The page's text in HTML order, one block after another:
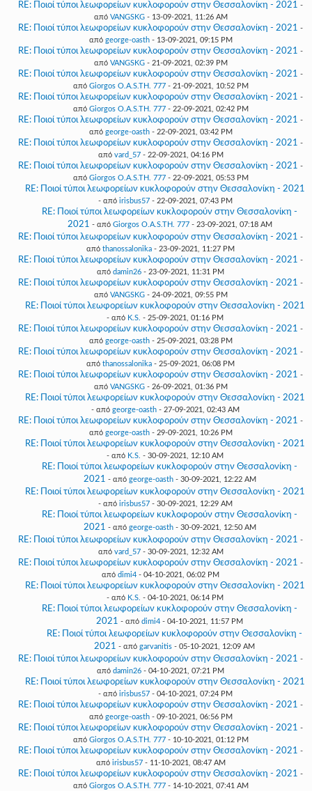
RE: Ποιοί τύποι λεωφορείων κυκλοφορούν στην Θεσσαλονίκη - 2021 -
από VANGSKG- 13-09-2021, 11:26 AM
RE: Ποιοί τύποι λεωφορείων κυκλοφορούν στην Θεσσαλονίκη - 2021 -
από george-oasth- 13-09-2021, 09:15 PM
RE: Ποιοί τύποι λεωφορείων κυκλοφορούν στην Θεσσαλονίκη - 2021 -
από VANGSKG- 21-09-2021, 02:39 PM
RE: Ποιοί τύποι λεωφορείων κυκλοφορούν στην Θεσσαλονίκη - 2021 -
από Giorgos O.A.S.TH. 777- 21-09-2021, 10:52 PM
RE: Ποιοί τύποι λεωφορείων κυκλοφορούν στην Θεσσαλονίκη - 2021 -
από Giorgos O.A.S.TH. 777- 22-09-2021, 02:42 PM
RE: Ποιοί τύποι λεωφορείων κυκλοφορούν στην Θεσσαλονίκη - 2021 -
από george-oasth- 22-09-2021, 03:42 PM
RE: Ποιοί τύποι λεωφορείων κυκλοφορούν στην Θεσσαλονίκη - 2021 -
από vard_57- 22-09-2021, 04:16 PM
RE: Ποιοί τύποι λεωφορείων κυκλοφορούν στην Θεσσαλονίκη - 2021 -
από Giorgos O.A.S.TH. 777- 22-09-2021, 05:53 PM
RE: Ποιοί τύποι λεωφορείων κυκλοφορούν στην Θεσσαλονίκη - 2021
- από irisbus57- 22-09-2021, 07:43 PM
RE: Ποιοί τύποι λεωφορείων κυκλοφορούν στην Θεσσαλονίκη -
2021 - από Giorgos O.A.S.TH. 777- 23-09-2021, 07:18 AM
RE: Ποιοί τύποι λεωφορείων κυκλοφορούν στην Θεσσαλονίκη - 2021 -
από thanossalonika - 23-09-2021, 11:27 PM
RE: Ποιοί τύποι λεωφορείων κυκλοφορούν στην Θεσσαλονίκη - 2021 -
από damin26 - 23-09-2021, 11:31 PM
RE: Ποιοί τύποι λεωφορείων κυκλοφορούν στην Θεσσαλονίκη - 2021 -
από VANGSKG- 24-09-2021, 09:55 PM
RE: Ποιοί τύποι λεωφορείων κυκλοφορούν στην Θεσσαλονίκη - 2021
- από K.S. - 25-09-2021, 01:16 PM
RE: Ποιοί τύποι λεωφορείων κυκλοφορούν στην Θεσσαλονίκη - 2021 -
από george-oasth- 25-09-2021, 03:28 PM
RE: Ποιοί τύποι λεωφορείων κυκλοφορούν στην Θεσσαλονίκη - 2021 -
από thanossalonika - 25-09-2021, 06:08 PM
RE: Ποιοί τύποι λεωφορείων κυκλοφορούν στην Θεσσαλονίκη - 2021 -
από VANGSKG- 26-09-2021, 01:36 PM
RE: Ποιοί τύποι λεωφορείων κυκλοφορούν στην Θεσσαλονίκη - 2021
- από george-oasth- 27-09-2021, 02:43 AM
RE: Ποιοί τύποι λεωφορείων κυκλοφορούν στην Θεσσαλονίκη - 2021 -
από george-oasth- 29-09-2021, 10:26 PM
RE: Ποιοί τύποι λεωφορείων κυκλοφορούν στην Θεσσαλονίκη - 2021
- από K.S. - 30-09-2021, 12:10 AM
RE: Ποιοί τύποι λεωφορείων κυκλοφορούν στην Θεσσαλονίκη -
2021 - από george-oasth- 30-09-2021, 12:22 AM
RE: Ποιοί τύποι λεωφορείων κυκλοφορούν στην Θεσσαλονίκη - 2021
- από irisbus57- 30-09-2021, 12:29 AM
RE: Ποιοί τύποι λεωφορείων κυκλοφορούν στην Θεσσαλονίκη -
2021 - από george-oasth- 30-09-2021, 12:50 AM
RE: Ποιοί τύποι λεωφορείων κυκλοφορούν στην Θεσσαλονίκη - 2021 -
από vard_57- 30-09-2021, 12:32 AM
RE: Ποιοί τύποι λεωφορείων κυκλοφορούν στην Θεσσαλονίκη - 2021 -
από dimi4 - 04-10-2021, 06:02 PM
RE: Ποιοί τύποι λεωφορείων κυκλοφορούν στην Θεσσαλονίκη - 2021
- από K.S. - 04-10-2021, 06:14 PM
RE: Ποιοί τύποι λεωφορείων κυκλοφορούν στην Θεσσαλονίκη -
2021 - από dimi4 - 04-10-2021, 11:57 PM
RE: Ποιοί τύποι λεωφορείων κυκλοφορούν στην Θεσσαλονίκη -
2021 - από garvanitis- 05-10-2021, 12:09 AM
RE: Ποιοί τύποι λεωφορείων κυκλοφορούν στην Θεσσαλονίκη - 2021 -
από damin26 - 04-10-2021, 07:21 PM
RE: Ποιοί τύποι λεωφορείων κυκλοφορούν στην Θεσσαλονίκη - 2021
- από irisbus57- 04-10-2021, 07:24 PM
RE: Ποιοί τύποι λεωφορείων κυκλοφορούν στην Θεσσαλονίκη - 2021 -
από george-oasth- 09-10-2021, 06:56 PM
RE: Ποιοί τύποι λεωφορείων κυκλοφορούν στην Θεσσαλονίκη - 2021 -
από Giorgos O.A.S.TH. 777- 10-10-2021, 01:12 PM
RE: Ποιοί τύποι λεωφορείων κυκλοφορούν στην Θεσσαλονίκη - 2021 -
από irisbus57- 11-10-2021, 08:47 AM
RE: Ποιοί τύποι λεωφορείων κυκλοφορούν στην Θεσσαλονίκη - 2021 -
από Giorgos O.A.S.TH. 777- 14-10-2021, 07:41 AM